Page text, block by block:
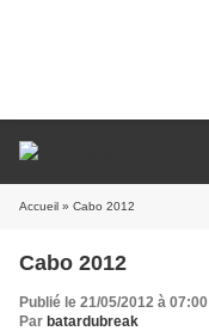
Accueil » Cabo 2012
Cabo 2012
Publié le 21/05/2012 à 07:00
Par batardubreak